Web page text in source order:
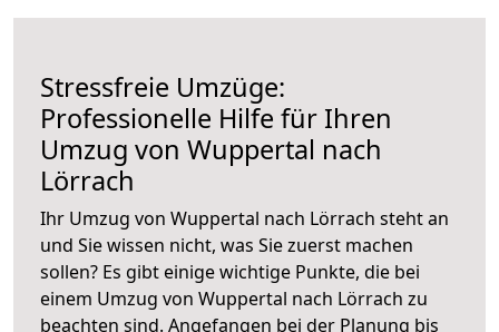
Stressfreie Umzüge:
Professionelle Hilfe für Ihren
Umzug von Wuppertal nach
Lörrach
Ihr Umzug von Wuppertal nach Lörrach steht an
und Sie wissen nicht, was Sie zuerst machen
sollen? Es gibt einige wichtige Punkte, die bei
einem Umzug von Wuppertal nach Lörrach zu
beachten sind. Angefangen bei der Planung bis